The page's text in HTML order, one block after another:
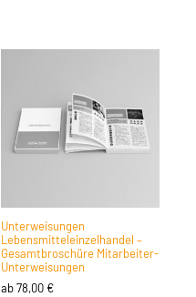
Unterweisungen
Lebensmitteleinzelhandel –
Gesamtbroschüre Mitarbeiter-
Unterweisungen
ab78,00 €